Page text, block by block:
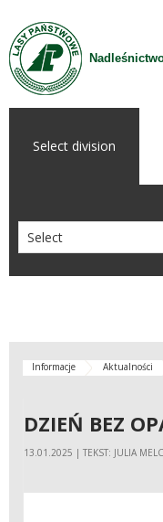
Skip to Content
Select division
Informacje Aktualności
DZIEŃ BEZ
13.01.2025 | TEKST: JULIA